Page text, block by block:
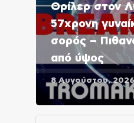
Θρίλερ στον
57χρονη
σορός –
από ύψος
8 Αυγούστου, 2026